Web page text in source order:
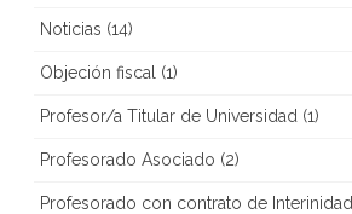
Noticias (14)
Objeción fiscal (1)
Profesor/a Titular de Universidad (1)
Profesorado Asociado (2)
Profesorado con contrato de Interinidad